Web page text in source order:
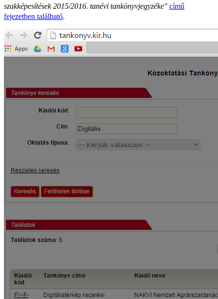
szakképesítések 2015/2016. tanévi tankönyvjegyzéke" című
fejezetben található.